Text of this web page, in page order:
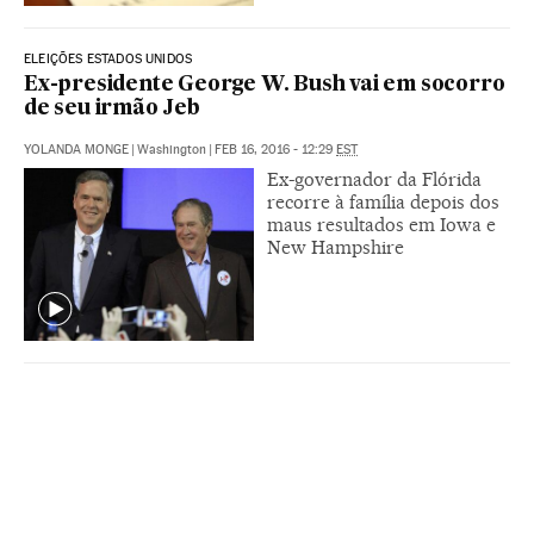
ELEIÇÕES ESTADOS UNIDOS
Ex-presidente George W. Bush vai em socorro
de seu irmão Jeb
YOLANDA MONGE | Washington | FEB 16, 2016 - 12:29 EST
Ex-governador da Flórida
recorre à família depois dos
maus resultados em Iowa e
New Hampshire